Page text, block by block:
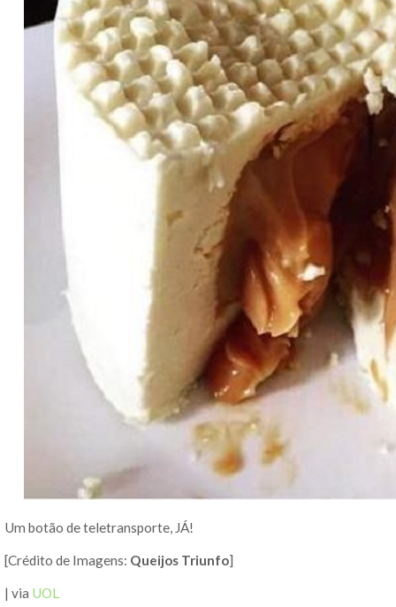
Um botão de teletransporte, JÁ!
[Crédito de Imagens: Queijos Triunfo]
| via UOL